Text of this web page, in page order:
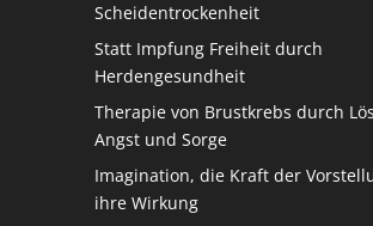
Scheidentrockenheit
Statt Impfung Freiheit durch
Herdengesundheit
Therapie von Brustkrebs durch
Angst und Sorge
Imagination, die Kraft der
ihre Wirkung